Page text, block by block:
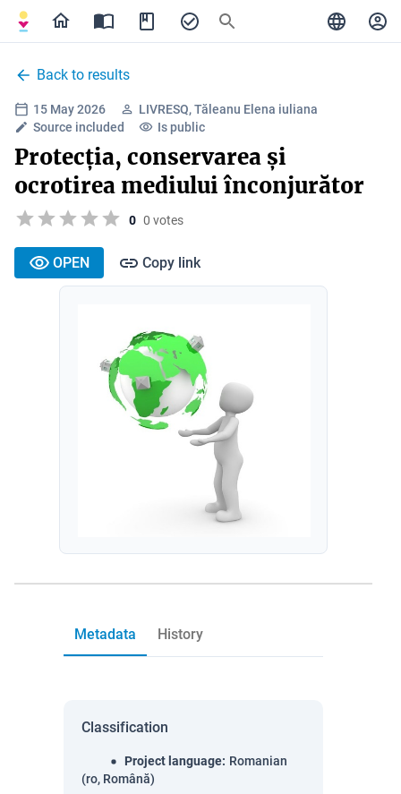
Back to results
15 May 2026
LIVRESQ, Tăleanu Elena iuliana
Source included
Is public
Protecția, conservarea și
ocrotirea mediului înconjurător
0 0 votes
OPEN Copy link
Metadata History
Classification
Project language: Romanian
(ro, Română)